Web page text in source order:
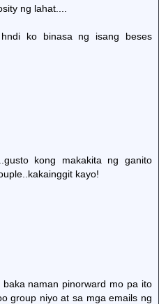
ng lahat....
ko binasa ng isang beses
kong makakita ng ganito
kayo!
naman pinorward mo pa ito
group niyo at sa mga emails ng